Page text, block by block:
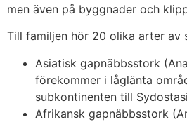
men även på byggnader och
Till familjen hör 20 olika arter av
Asiatisk gapnäbbsstork
förekommer i låglänta
subkontinenten till
Afrikansk gapnäbbsstork